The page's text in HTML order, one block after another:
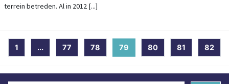
terrein betreden. Al in 2012 [...]
1 ... 77 78 79 (current)
80 81 82